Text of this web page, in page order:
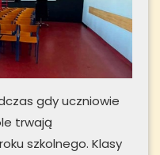
gdy uczniowie
trwają
szkolnego. Klasy